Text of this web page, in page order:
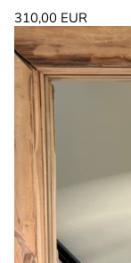
Normale
310,00 EUR